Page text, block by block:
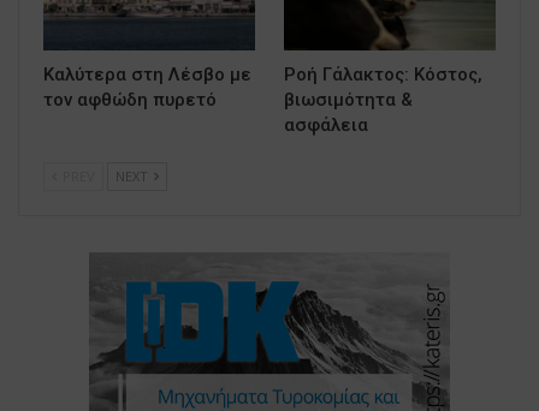
Καλύτερα στη Λέσβο με
τον αφθώδη πυρετό
Ροή Γάλακτος: Κόστος,
βιωσιμότητα &
ασφάλεια
NEXT